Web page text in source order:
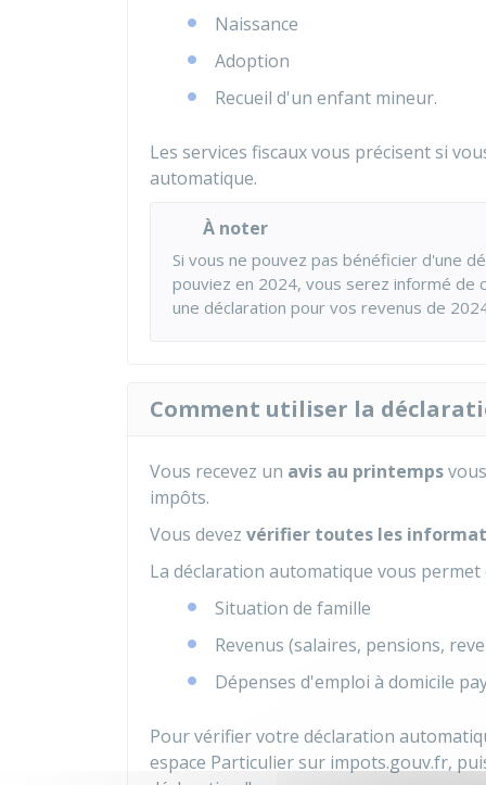
Naissance
Adoption
Recueil d'un enfant mineur.
Les services fiscaux vous précisent si
automatique.
À noter
Si vous ne pouvez pas bénéficier d'une
pouviez en 2024, vous serez informé
une déclaration pour vos revenus de
Comment utiliser la
Vous recevez un avis au printemps
impôts.
Vous devez vérifier toutes les
La déclaration automatique vous
Situation de famille
Revenus (salaires, pensions,
Dépenses d'emploi à domicile
Pour vérifier votre déclaration
espace Particulier sur impots.gouv.fr,